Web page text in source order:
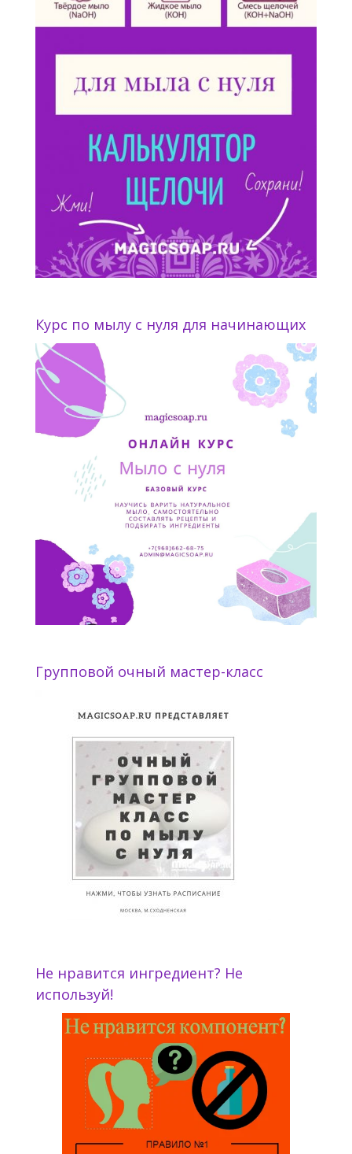
Курс по мылу с нуля для начинающих
Групповой очный мастер-класс
Не нравится ингредиент? Не
используй!